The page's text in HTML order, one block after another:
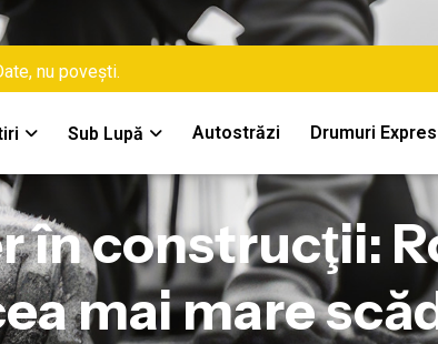
nu povești.
Sub Lupă Autostrăzi Drumuri Expres
în construcţii:
mai mare